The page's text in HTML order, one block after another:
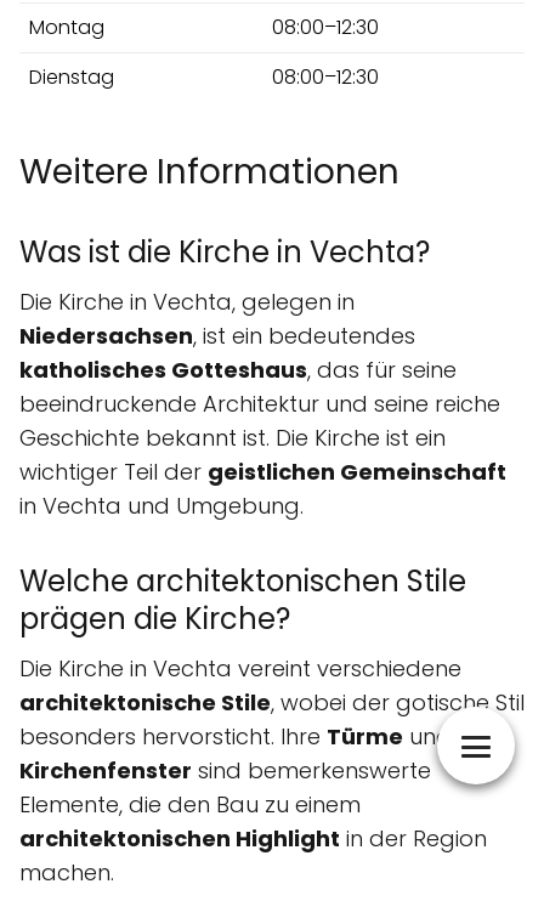
Montag
08:00–12:30
Dienstag
08:00–12:30
Weitere Informationen
Was ist die Kirche in Vechta?
Die Kirche in Vechta, gelegen in
Niedersachsen, ist ein bedeutendes
katholisches Gotteshaus, das für seine
beeindruckende Architektur und seine reiche
Geschichte bekannt ist. Die Kirche ist ein
wichtiger Teil der geistlichen Gemeinschaft
in Vechta und Umgebung.
Welche architektonischen Stile
prägen die Kirche?
Die Kirche in Vechta vereint verschiedene
architektonische Stile, wobei der gotische Stil
besonders hervorsticht. Ihre Türme und
Kirchenfenster sind bemerkenswerte
Elemente, die den Bau zu einem
architektonischen Highlight in der Region
machen.